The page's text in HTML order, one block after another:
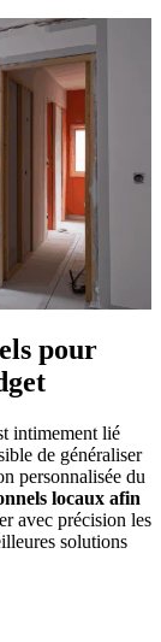
pour
intimement lié
de généraliser
personnalisée du
locaux afin
avec précision les
solutions